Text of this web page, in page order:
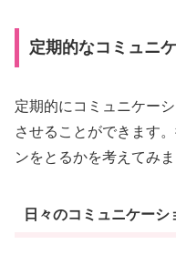
定期的なコミュニ
定期的にコミュニケー
させることができます
ンをとるかを考えてみま
日々のコミュニケー